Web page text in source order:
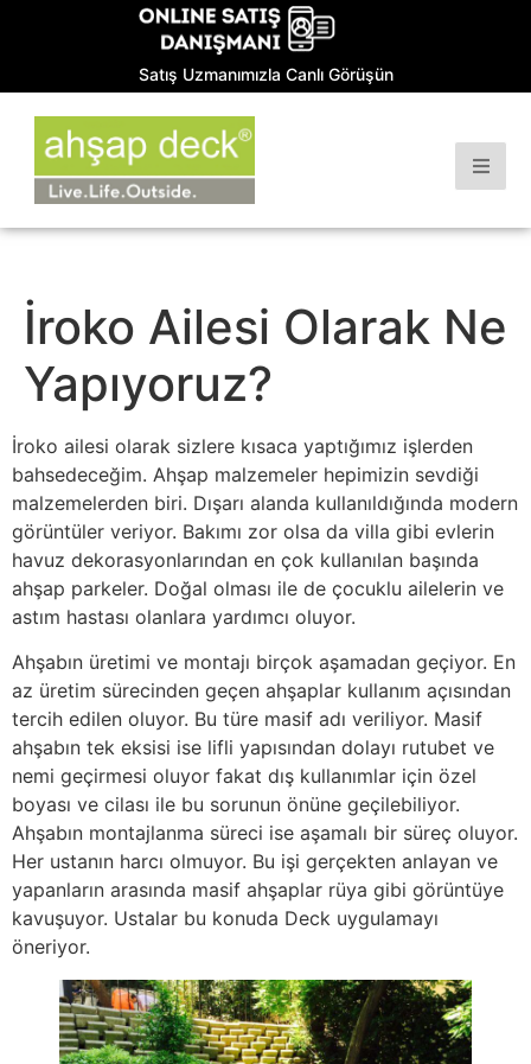
Satış Uzmanımızla Canlı Görüşün
İroko Ailesi Olarak Ne
Yapıyoruz?
İroko ailesi olarak sizlere kısaca yaptığımız işlerden
bahsedeceğim. Ahşap malzemeler hepimizin sevdiği
malzemelerden biri. Dışarı alanda kullanıldığında modern
görüntüler veriyor. Bakımı zor olsa da villa gibi evlerin
havuz dekorasyonlarından en çok kullanılan başında
ahşap parkeler. Doğal olması ile de çocuklu ailelerin ve
astım hastası olanlara yardımcı oluyor.
Ahşabın üretimi ve montajı birçok aşamadan geçiyor. En
az üretim sürecinden geçen ahşaplar kullanım açısından
tercih edilen oluyor. Bu türe masif adı veriliyor. Masif
ahşabın tek eksisi ise lifli yapısından dolayı rutubet ve
nemi geçirmesi oluyor fakat dış kullanımlar için özel
boyası ve cilası ile bu sorunun önüne geçilebiliyor.
Ahşabın montajlanma süreci ise aşamalı bir süreç oluyor.
Her ustanın harcı olmuyor. Bu işi gerçekten anlayan ve
yapanların arasında masif ahşaplar rüya gibi görüntüye
kavuşuyor. Ustalar bu konuda Deck uygulamayı
öneriyor.